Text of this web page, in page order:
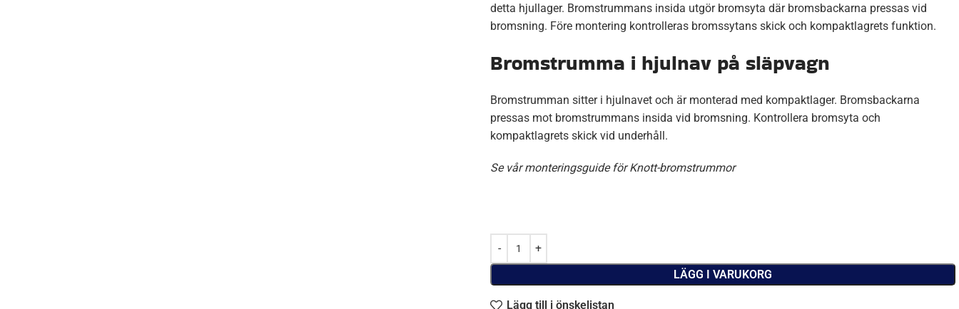
detta hjullager. Bromstrummans insida utgör bromsyta där bromsbackarna pressas vid
bromsning. Före montering kontrolleras bromssytans skick och kompaktlagrets funktion.
Bromstrumma i hjulnav på släpvagn
Bromstrumman sitter i hjulnavet och är monterad med kompaktlager. Bromsbackarna
pressas mot bromstrummans insida vid bromsning. Kontrollera bromsyta och
kompaktlagrets skick vid underhåll.
Se vår monteringsguide för Knott-bromstrummor
LÄGG I VARUKORG
Lägg till i önskelistan